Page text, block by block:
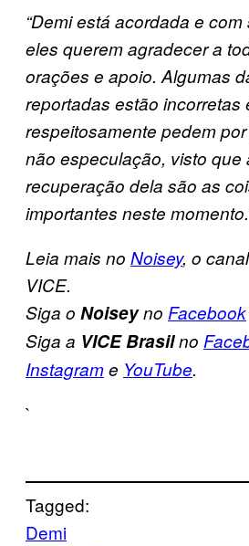
“Demi está acordada e
eles querem agradecer a
orações e apoio. Algumas
reportadas estão incorretas
respeitosamente pedem
não especulação, visto que
recuperação dela são as
importantes neste
Leia mais no Noisey, o
VICE.
Siga o Noiseyno Facebook
Siga a VICE Brasilno
Instagrame YouTube.
`
Tagged:
Demi